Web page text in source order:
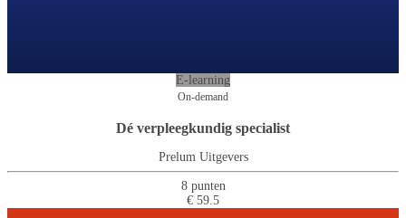
E-learning
On-demand
Dé verpleegkundig specialist
Prelum Uitgevers
8 punten
€ 59.5